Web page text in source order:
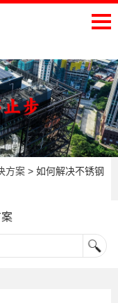
方案 > 如何解决不锈钢